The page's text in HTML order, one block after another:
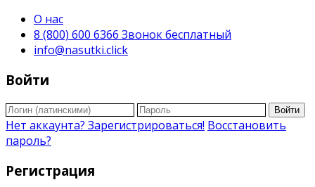
О нас
8 (800) 600 6366 Звонок бесплатный
info@nasutki.click
Войти
Войти
Нет аккаунта? Зарегистрироваться! Восстановить
пароль?
Регистрация